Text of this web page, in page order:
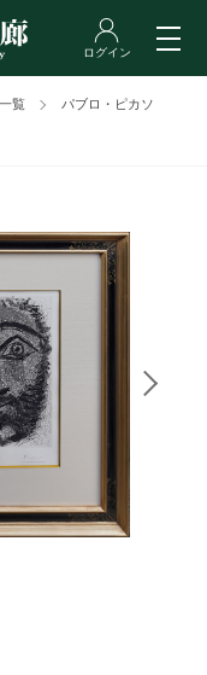
覧 パブロ・ピカソ